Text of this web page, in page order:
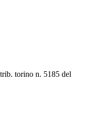
torino n. 5185 del